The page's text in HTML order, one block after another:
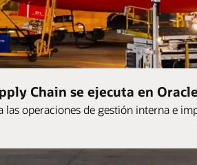
Chain se ejecuta en
las operaciones de gestión interna e